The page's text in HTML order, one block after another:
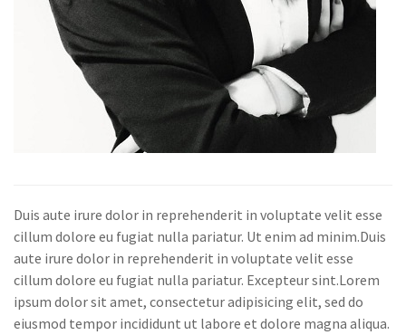
Duis aute irure dolor in reprehenderit in voluptate velit esse
cillum dolore eu fugiat nulla pariatur. Ut enim ad minim.Duis
aute irure dolor in reprehenderit in voluptate velit esse
cillum dolore eu fugiat nulla pariatur. Excepteur sint.Lorem
ipsum dolor sit amet, consectetur adipisicing elit, sed do
eiusmod tempor incididunt ut labore et dolore magna aliqua.